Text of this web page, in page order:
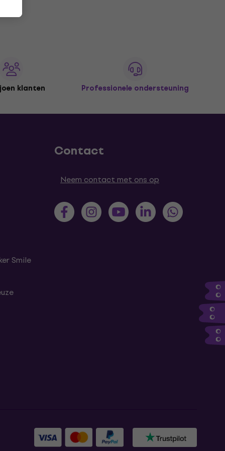
klanten Professionele ondersteuning
Smile
Contact
Neem contact met ons op